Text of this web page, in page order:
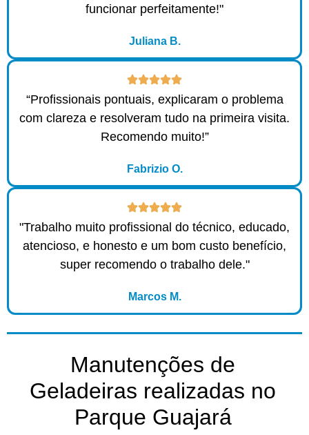
funcionar perfeitamente!"
Juliana B.
“Profissionais pontuais, explicaram o problema
com clareza e resolveram tudo na primeira visita.
Recomendo muito!”
Fabrizio O.
"Trabalho muito profissional do técnico, educado,
atencioso, e honesto e um bom custo benefício,
super recomendo o trabalho dele."
Marcos M.
Manutenções de
Geladeiras realizadas no
Parque Guajará​